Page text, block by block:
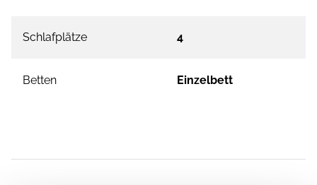
Schlafplätze 4
Betten Einzelbett